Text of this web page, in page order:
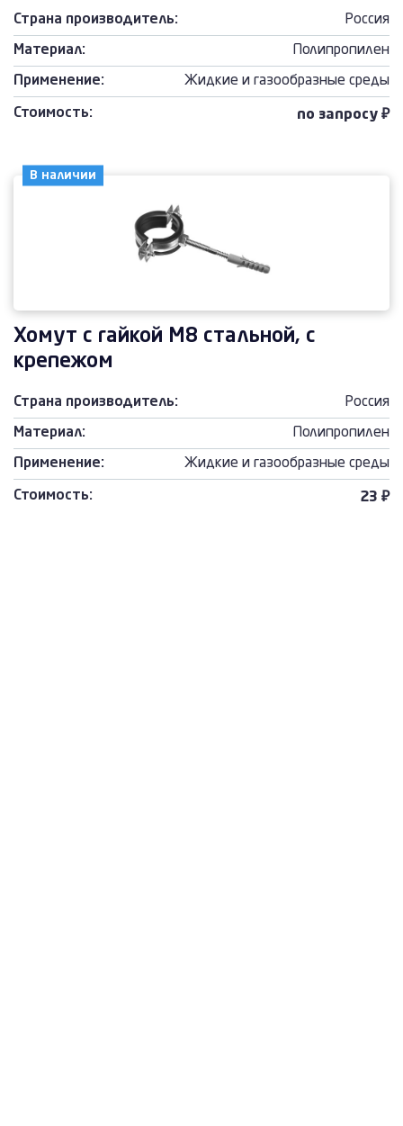
Страна производитель: Россия
Материал: Полипропилен
Применение: Жидкие и газообразные среды
Стоимость: по запросу ₽
В наличии
Хомут с гайкой М8 стальной, с
крепежом
Страна производитель: Россия
Материал: Полипропилен
Применение: Жидкие и газообразные среды
Стоимость: 23 ₽